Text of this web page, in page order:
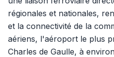
régionales et nationales,
et la connectivité de la
aériens, l'aéroport le plus
Charles de Gaulle, à